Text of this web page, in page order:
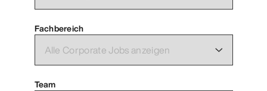
Fachbereich
Team